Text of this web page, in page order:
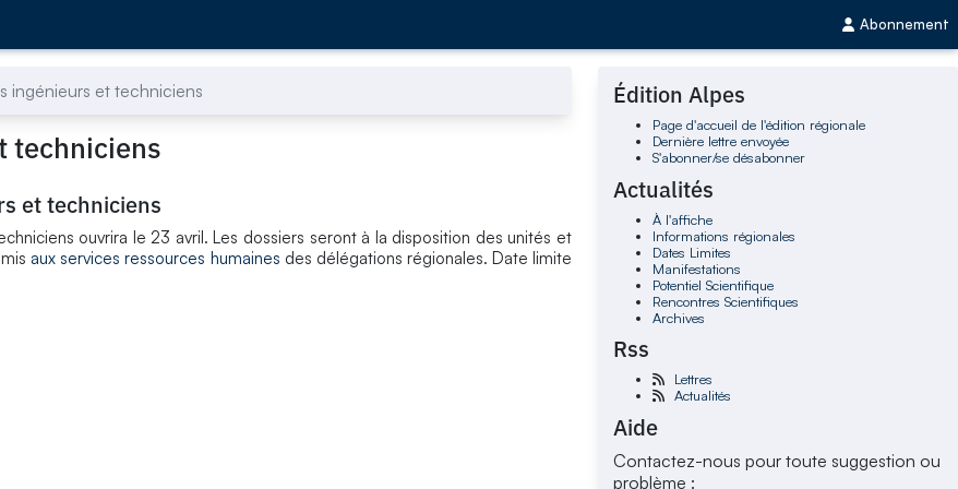
Abonnement
ingénieurs et techniciens
techniciens
et techniciens
ouvrira le 23 avril. Les dossiers seront à la disposition des unités et
aux services ressources humaines des délégations régionales. Date limite
Édition Alpes
Page d'accueil de l'édition régionale
Dernière lettre envoyée
S'abonner/se désabonner
Actualités
À l'affiche
Informations régionales
Dates Limites
Manifestations
Potentiel Scientifique
Rencontres Scientifiques
Archives
Rss
Lettres
Actualités
Aide
Contactez-nous pour toute suggestion ou
problème :